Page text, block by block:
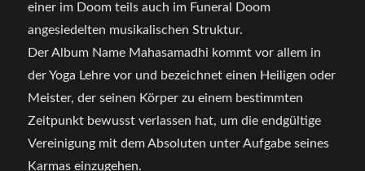
einer im Doom teils auch im Funeral Doom
angesiedelten musikalischen Struktur.
Der Album Name Mahasamadhi kommt vor allem in
der Yoga Lehre vor und bezeichnet einen Heiligen oder
Meister, der seinen Körper zu einem bestimmten
Zeitpunkt bewusst verlassen hat, um die endgültige
Vereinigung mit dem Absoluten unter Aufgabe seines
Karmas einzugehen.